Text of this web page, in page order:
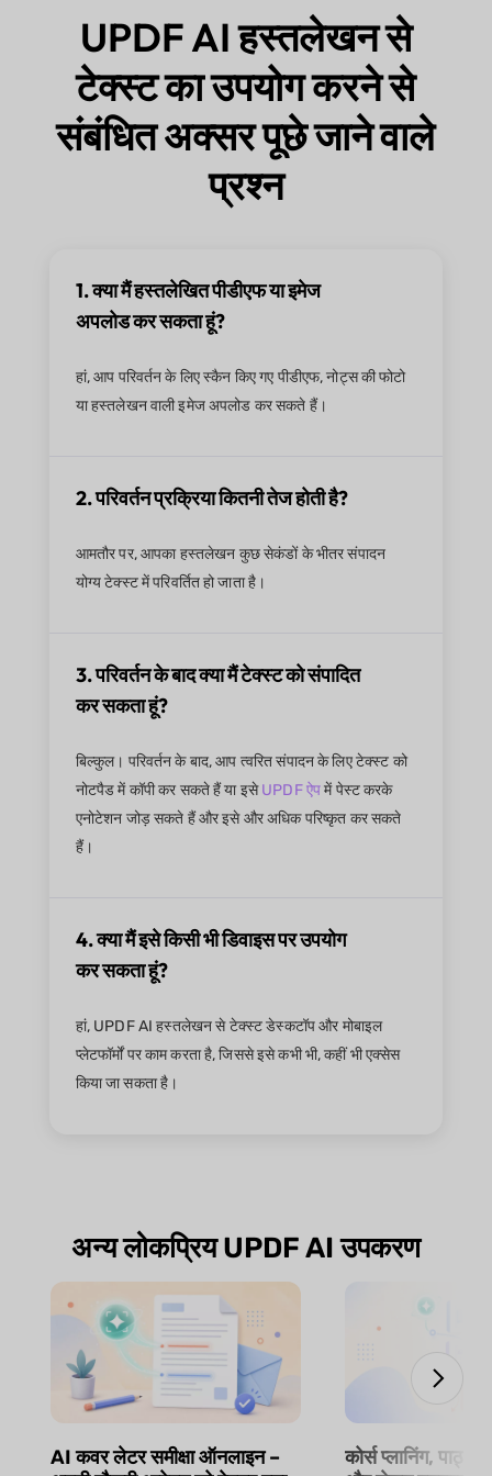
UPDF AI हस्तलेखन से
टेक्स्ट का उपयोग करने से
संबंधित अक्सर पूछे जाने वाले
प्रश्न
1. क्या मैं हस्तलेखित पीडीएफ या इमेज
अपलोड कर सकता हूं?
हां, आप परिवर्तन के लिए स्कैन किए गए पीडीएफ, नोट्स की फोटो
या हस्तलेखन वाली इमेज अपलोड कर सकते हैं।
2. परिवर्तन प्रक्रिया कितनी तेज होती है?
आमतौर पर, आपका हस्तलेखन कुछ सेकंडों के भीतर संपादन
योग्य टेक्स्ट में परिवर्तित हो जाता है।
3. परिवर्तन के बाद क्या मैं टेक्स्ट को संपादित
कर सकता हूं?
बिल्कुल। परिवर्तन के बाद, आप त्वरित संपादन के लिए टेक्स्ट को
नोटपैड में कॉपी कर सकते हैं या इसेUPDF ऐपमें पेस्ट करके
एनोटेशन जोड़ सकते हैं और इसे और अधिक परिष्कृत कर सकते
हैं।
4. क्या मैं इसे किसी भी डिवाइस पर उपयोग
कर सकता हूं?
हां, UPDF AI हस्तलेखन से टेक्स्ट डेस्कटॉप और मोबाइल
प्लेटफॉर्मों पर काम करता है, जिससे इसे कभी भी, कहीं भी एक्सेस
किया जा सकता है।
अन्य लोकप्रिय UPDF AI उपकरण
AI कवर लेटर समीक्षा ऑनलाइन –
कोर्स प्लानिंग,